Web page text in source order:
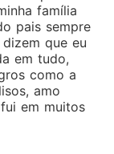
Jack no logo
família
pais sempre
que eu
em tudo,
como a
amo
em muitos